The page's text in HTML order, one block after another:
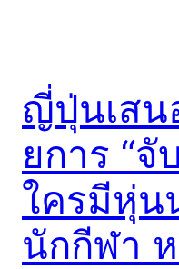
ญี่ปุ่นเสน
ยการ “จั
ใครมีหุ่น
นักกีฬา